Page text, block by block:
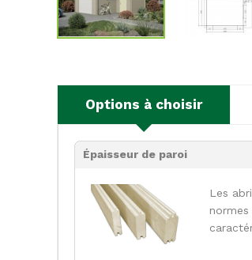
Options à choisir
Épaisseur de paroi
Les